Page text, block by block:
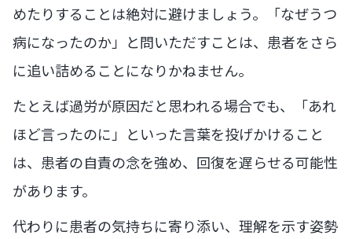
めたりすることは絶対に避けましょう。「なぜうつ
病になったのか」と問いただすことは、患者をさら
に追い詰めることになりかねません。
たとえば過労が原因だと思われる場合でも、「あれ
ほど言ったのに」といった言葉を投げかけること
は、患者の自責の念を強め、回復を遅らせる可能性
があります。
代わりに患者の気持ちに寄り添い、理解を示す姿勢